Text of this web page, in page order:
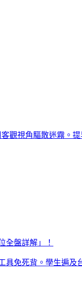
觀視角驅散迷霧。
全盤詳解」！
免死背。學生遍